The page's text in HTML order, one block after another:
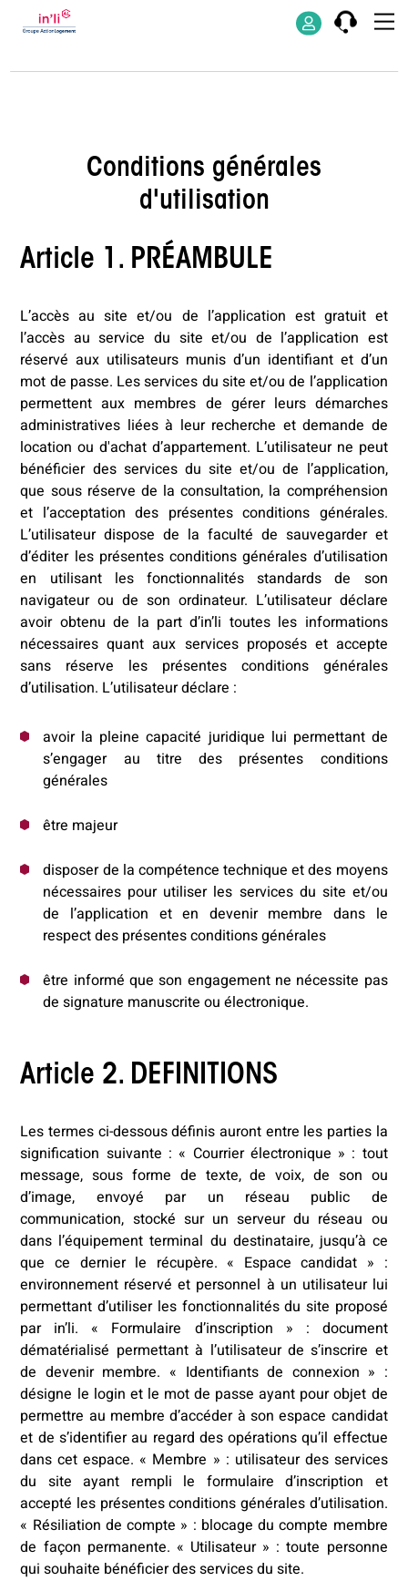
Conditions générales
d'utilisation
Article 1. PRÉAMBULE
L’accès au site et/ou de l’application est gratuit et
l’accès au service du site et/ou de l’application est
réservé aux utilisateurs munis d’un identifiant et d’un
mot de passe. Les services du site et/ou de l’application
permettent aux membres de gérer leurs démarches
administratives liées à leur recherche et demande de
location ou d'achat d’appartement. L’utilisateur ne peut
bénéficier des services du site et/ou de l’application,
que sous réserve de la consultation, la compréhension
et l’acceptation des présentes conditions générales.
L’utilisateur dispose de la faculté de sauvegarder et
d’éditer les présentes conditions générales d’utilisation
en utilisant les fonctionnalités standards de son
navigateur ou de son ordinateur. L’utilisateur déclare
avoir obtenu de la part d’in’li toutes les informations
nécessaires quant aux services proposés et accepte
sans réserve les présentes conditions générales
d’utilisation. L’utilisateur déclare :
avoir la pleine capacité juridique lui permettant de
s’engager au titre des présentes conditions
générales
être majeur
disposer de la compétence technique et des moyens
nécessaires pour utiliser les services du site et/ou
de l’application et en devenir membre dans le
respect des présentes conditions générales
être informé que son engagement ne nécessite pas
de signature manuscrite ou électronique.
Article 2. DEFINITIONS
Les termes ci-dessous définis auront entre les parties la
signification suivante : « Courrier électronique » : tout
message, sous forme de texte, de voix, de son ou
d’image, envoyé par un réseau public de
communication, stocké sur un serveur du réseau ou
dans l’équipement terminal du destinataire, jusqu’à ce
que ce dernier le récupère. « Espace candidat » :
environnement réservé et personnel à un utilisateur lui
permettant d’utiliser les fonctionnalités du site proposé
par in’li. « Formulaire d’inscription » : document
dématérialisé permettant à l’utilisateur de s’inscrire et
de devenir membre. « Identifiants de connexion » :
désigne le login et le mot de passe ayant pour objet de
permettre au membre d’accéder à son espace candidat
et de s’identifier au regard des opérations qu’il effectue
dans cet espace. « Membre » : utilisateur des services
du site ayant rempli le formulaire d’inscription et
accepté les présentes conditions générales d’utilisation.
« Résiliation de compte » : blocage du compte membre
de façon permanente. « Utilisateur » : toute personne
qui souhaite bénéficier des services du site.